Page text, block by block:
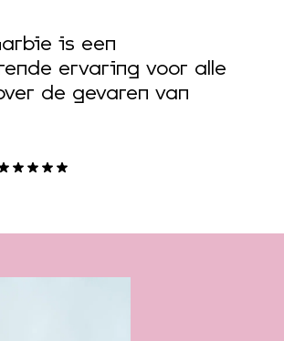
is een
ervaring voor alle
de gevaren van